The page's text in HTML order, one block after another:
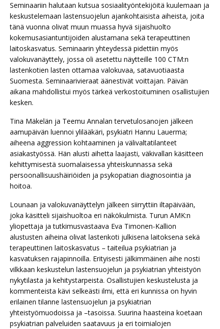
Seminaariin halutaan kutsua sosiaalityöntekijöitä kuulemaan ja
keskustelemaan lastensuojelun ajankohtaisista aiheista, joita
tänä vuonna olivat muun muassa hyvä sijaishuolto
kokemusasiantuntijoiden alustamana sekä terapeuttinen
laitoskasvatus. Seminaarin yhteydessä pidettiin myös
valokuvanäyttely, jossa oli asetettu näytteille 100 CTM:n
lastenkotien lasten ottamaa valokuvaa, satavuotiaasta
Suomesta. Seminaarivieraat äänestivät voittajan. Päivän
aikana mahdollistui myös tärkeä verkostoituminen osallistujien
kesken.
Tina Mäkelän ja Teemu Annalan tervetulosanojen jälkeen
aamupäivän luennoi ylilääkäri, psykiatri Hannu Lauerma;
aiheena aggression kohtaaminen ja välivaltatilanteet
asiakastyössä. Hän alusti aihetta laajasti, väkivallan käsitteen
kehittymisestä suomalaisessa yhteiskunnassa sekä
persoonallisuushäiriöiden ja psykopatian diagnosointia ja
hoitoa.
Lounaan ja valokuvanäyttelyn jälkeen siirryttiin iltapäivään,
joka käsitteli sijaishuoltoa eri näkökulmista. Turun AMK:n
yliopettaja ja tutkimusvastaava Eva Timonen-Kallion
alustusten aiheina olivat lastenkoti julkisena laitoksena sekä
terapeuttinen laitoskasvatus – taiteilua psykiatrian ja
kasvatuksen rajapinnoilla. Erityisesti jälkimmäinen aihe nosti
vilkkaan keskustelun lastensuojelun ja psykiatrian yhteistyön
nykytilasta ja kehitystarpeista. Osallistujien keskustelusta ja
kommenteista kävi selkeästi ilmi, että eri kunnissa on hyvin
erilainen tilanne lastensuojelun ja psykiatrian
yhteistyömuodoissa ja –tasoissa. Suurina haasteina koetaan
psykiatrian palveluiden saatavuus ja eri toimialojen